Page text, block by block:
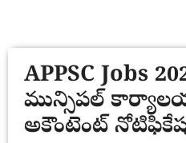
APPSC Jobs
మున్సిపల్
అకౌంటెంట్